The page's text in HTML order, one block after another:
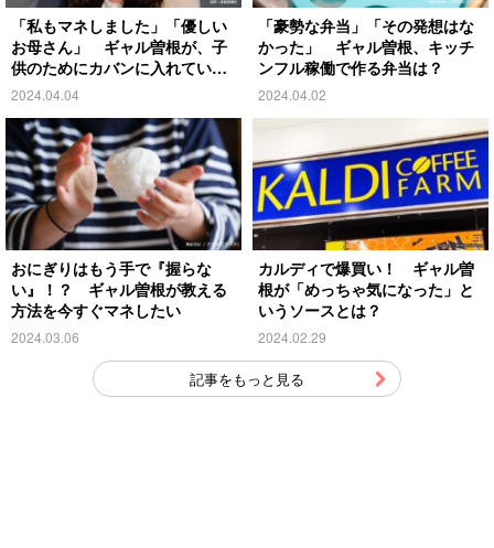
「私もマネしました」「優しい
お母さん」 ギャル曽根が、子
供のためにカバンに入れていた
物は…
2024.04.04
「豪勢な弁当」「その発想はな
かった」 ギャル曽根、キッチ
ンフル稼働で作る弁当は？
2024.04.02
おにぎりはもう手で『握らな
い』！？ ギャル曽根が教える
方法を今すぐマネしたい
2024.03.06
カルディで爆買い！ ギャル曽
根が「めっちゃ気になった」と
いうソースとは？
2024.02.29
記事をもっと見る